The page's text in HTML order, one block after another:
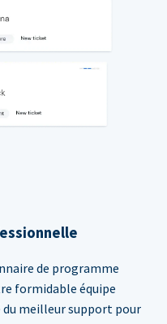
de programme
formidable équipe
du meilleur support pour